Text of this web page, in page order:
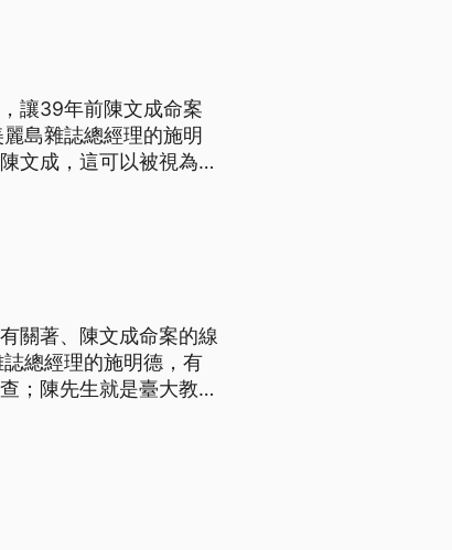
讓39年前陳文成命案
島雜誌總經理的施明
文成，這可以被視為是
威權統治時期警總對於
關著、陳文成命案的線
總經理的施明德，有
；陳先生就是臺大教授
月30號，美國的陳某